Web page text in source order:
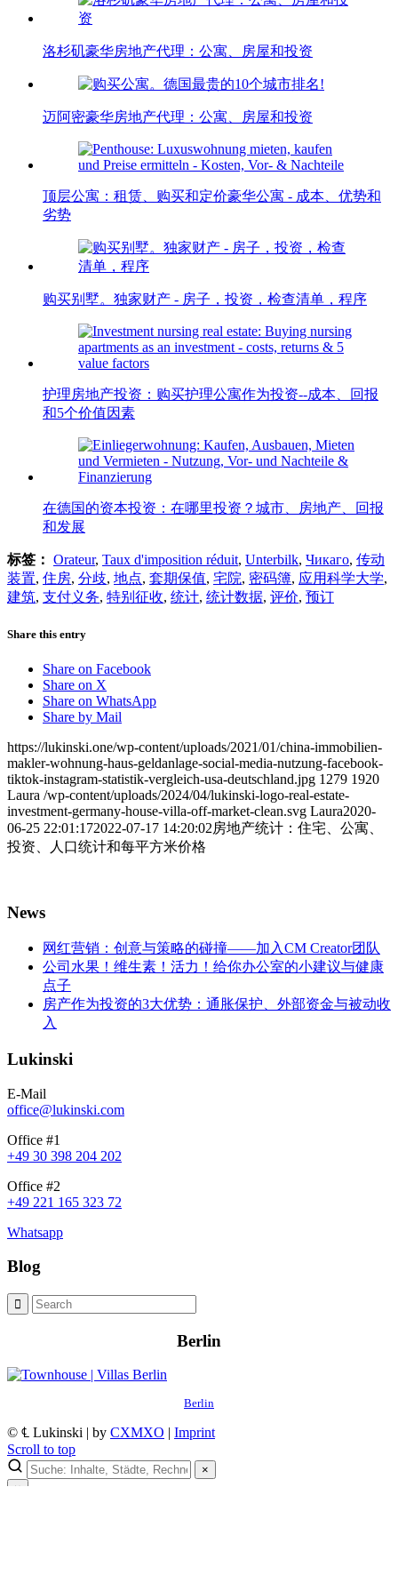
洛杉矶豪华房地产代理：公寓、房屋和投资
迈阿密豪华房地产代理：公寓、房屋和投资
顶层公寓：租赁、购买和定价豪华公寓 - 成本、优势和
劣势
购买别墅。独家财产 - 房子，投资，检查清单，程序
护理房地产投资：购买护理公寓作为投资--成本、回报
和5个价值因素
在德国的资本投资：在哪里投资？城市、房地产、回报
和发展
标签： Orateur, Taux d'imposition réduit, Unterbilk, Чикаго, 传动
装置, 住房, 分歧, 地点, 套期保值, 宅院, 密码簿, 应用科学大学,
建筑, 支付义务, 特别征收, 统计, 统计数据, 评价, 预订
Share this entry
Share on Facebook
Share on X
Share on WhatsApp
Share by Mail
https://lukinski.one/wp-content/uploads/2021/01/china-immobilien-
makler-wohnung-haus-geldanlage-social-media-nutzung-facebook-
tiktok-instagram-statistik-vergleich-usa-deutschland.jpg 1279 1920
Laura /wp-content/uploads/2024/04/lukinski-logo-real-estate-
investment-germany-house-villa-off-market-clean.svg Laura2020-
06-25 22:01:172022-07-17 14:20:02房地产统计：住宅、公寓、
投资、人口统计和每平方米价格
News
网红营销：创意与策略的碰撞——加入CM Creator团队
公司水果！维生素！活力！给你办公室的小建议与健康
点子
房产作为投资的3大优势：通胀保护、外部资金与被动收
入
Lukinski
E-Mail
office@lukinski.com
Office #1
+49 30 398 204 202
Office #2
+49 221 165 323 72
Whatsapp
Blog
Berlin
Berlin
© ℄ Lukinski | by CXMXO | Imprint
Scroll to top
×
×